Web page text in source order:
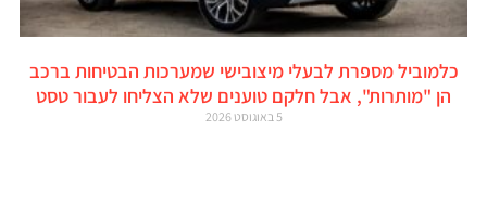
כלמוביל מספרת לבעלי מיצובישי שמערכות הבטיחות ברכב
הן "מותרות", אבל חלקם טוענים שלא הצליחו לעבור טסט
5 באוגוסט 2026